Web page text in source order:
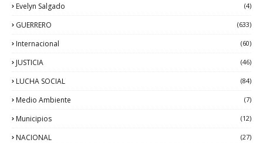
Evelyn Salgado (4)
GUERRERO (633)
Internacional (60)
JUSTICIA (46)
LUCHA SOCIAL (84)
Medio Ambiente (7)
Municipios (12)
NACIONAL (27)